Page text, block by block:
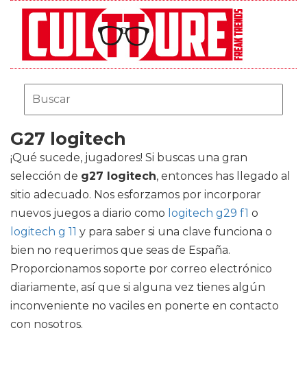
G27 logitech
¡Qué sucede, jugadores! Si buscas una gran
selección de g27 logitech, entonces has llegado al
sitio adecuado. Nos esforzamos por incorporar
nuevos juegos a diario como logitech g29 f1 o
logitech g 11 y para saber si una clave funciona o
bien no requerimos que seas de España.
Proporcionamos soporte por correo electrónico
diariamente, así que si alguna vez tienes algún
inconveniente no vaciles en ponerte en contacto
con nosotros.